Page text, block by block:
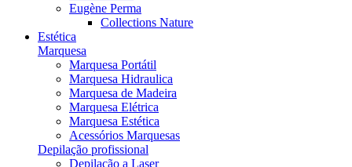
Eugène Perma
Collections Nature
Estética
Marquesa
Marquesa Portátil
Marquesa Hidraulica
Marquesa de Madeira
Marquesa Elétrica
Marquesa Estética
Acessórios Marquesas
Depilação profissional
Depilação a Laser